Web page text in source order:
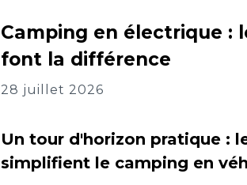
Camping en électrique :
font la différence
28 juillet 2026
Un tour d'horizon pratique :
simplifient le camping en